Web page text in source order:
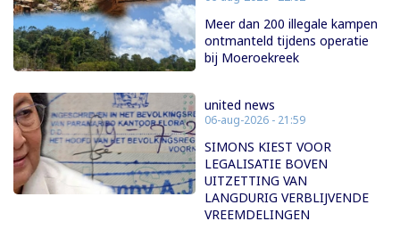
Meer dan 200 illegale kampen
ontmanteld tijdens operatie
bij Moeroekreek
united news
06-aug-2026 - 21:59
SIMONS KIEST VOOR
LEGALISATIE BOVEN
UITZETTING VAN
LANGDURIG VERBLIJVENDE
VREEMDELINGEN